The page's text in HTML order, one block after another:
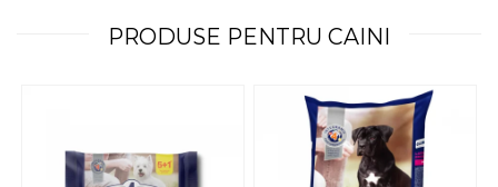
PRODUSE PENTRU CAINI